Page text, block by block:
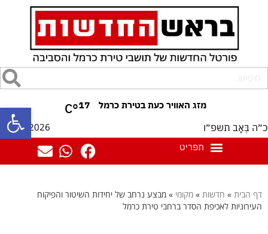
פתח 17
°C
כ״ה בְּאָב תשפ״ו 08/08/2026
דף הבית » חדשות » מקומי » מבצע נרחב של יחידות השיטור והפיקוח
העירוניות לאכיפת הסדר ברחבי טירת כרמל